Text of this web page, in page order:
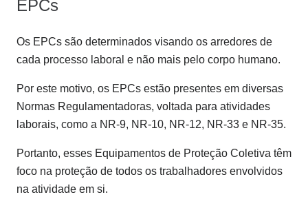
EPCs
Os EPCs são determinados visando os arredores de
cada processo laboral e não mais pelo corpo humano.
Por este motivo, os EPCs estão presentes em diversas
Normas Regulamentadoras, voltada para atividades
laborais, como a NR-9, NR-10, NR-12, NR-33 e NR-35.
Portanto, esses Equipamentos de Proteção Coletiva têm
foco na proteção de todos os trabalhadores envolvidos
na atividade em si.